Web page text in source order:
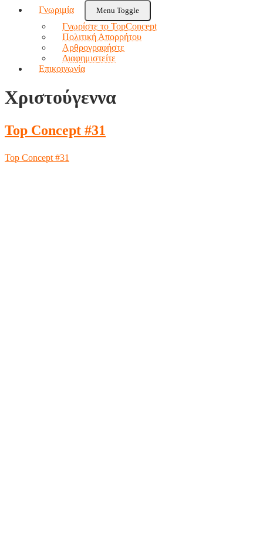
Γνωριμία
Menu Toggle
Γνωρίστε το TopConcept
Πολιτική Απορρήτου
Αρθρογραφήστε
Διαφημιστείτε
Επικοινωνία
Χριστούγεννα
Top Concept #31
Top Concept #31